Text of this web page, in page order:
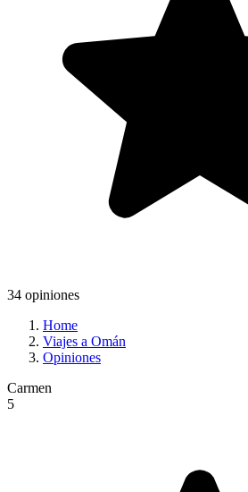
34 opiniones
Home
Viajes a Omán
Opiniones
Carmen
5